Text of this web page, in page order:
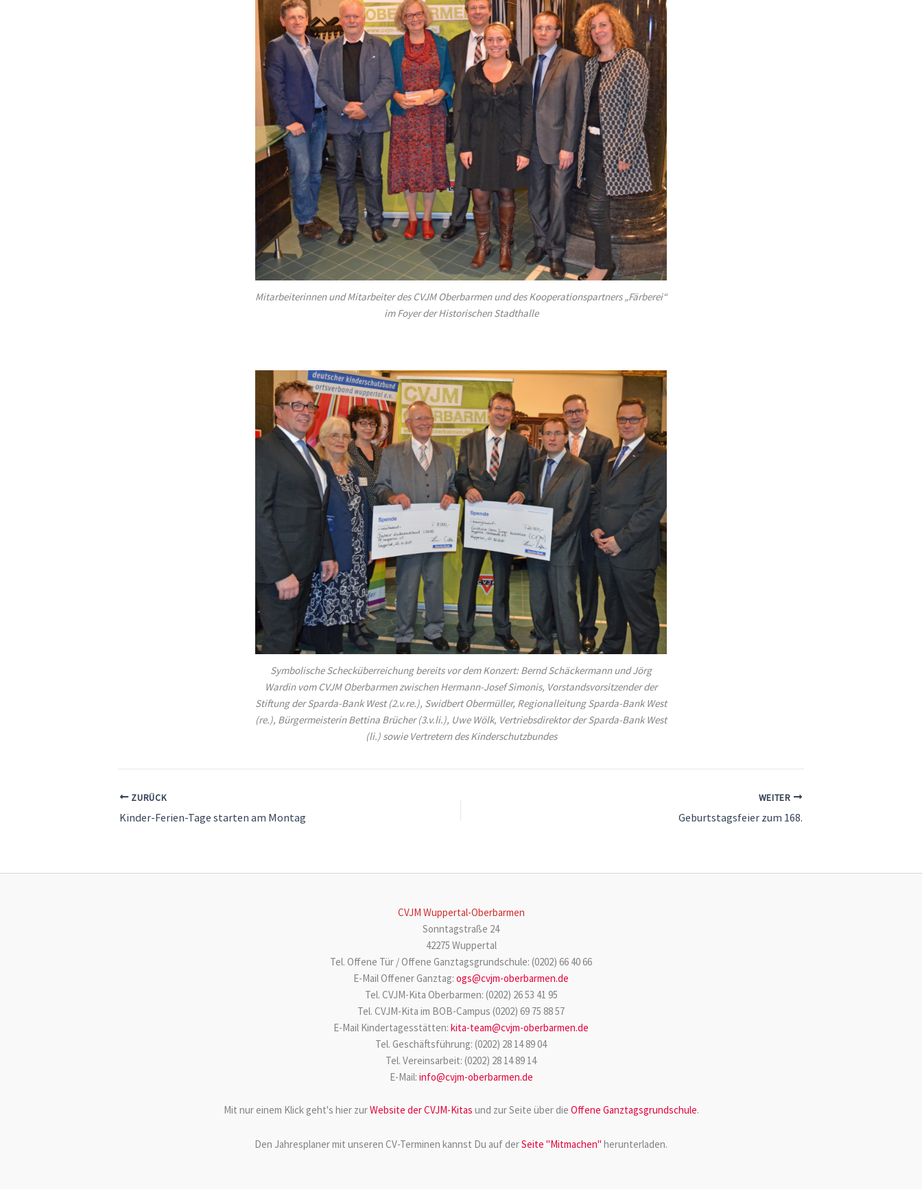
Mitarbeiterinnen und Mitarbeiter des CVJM Oberbarmen und des Kooperationspartners „Färberei“
im Foyer der Historischen Stadthalle
Symbolische Schecküberreichung bereits vor dem Konzert: Bernd Schäckermann und Jörg
Wardin vom CVJM Oberbarmen zwischen Hermann-Josef Simonis, Vorstandsvorsitzender der
Stiftung der Sparda-Bank West (2.v.re.), Swidbert Obermüller, Regionalleitung Sparda-Bank West
(re.), Bürgermeisterin Bettina Brücher (3.v.li.), Uwe Wölk, Vertriebsdirektor der Sparda-Bank West
(li.) sowie Vertretern des Kinderschutzbundes
ZURÜCK
Kinder-Ferien-Tage starten am Montag
WEITER
Geburtstagsfeier zum 168.
CVJM Wuppertal-Oberbarmen
Sonntagstraße 24
42275 Wuppertal
Tel. Offene Tür / Offene Ganztagsgrundschule: (0202) 66 40 66
E-Mail Offener Ganztag: ogs@cvjm-oberbarmen.de
Tel. CVJM-Kita Oberbarmen: (0202) 26 53 41 95
Tel. CVJM-Kita im BOB-Campus (0202) 69 75 88 57
E-Mail Kindertagesstätten: kita-team@cvjm-oberbarmen.de
Tel. Geschäftsführung: (0202) 28 14 89 04
Tel. Vereinsarbeit: (0202) 28 14 89 14
E-Mail: info@cvjm-oberbarmen.de
Mit nur einem Klick geht's hier zurWebsite der CVJM-Kitas und zur Seite über die Offene Ganztagsgrundschule.
Den Jahresplaner mit unseren CV-Terminen kannst Du auf derSeite "Mitmachen" herunterladen.